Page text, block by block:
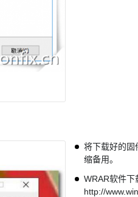
将下载好的固
缩备用。
WRAR软件下
http://